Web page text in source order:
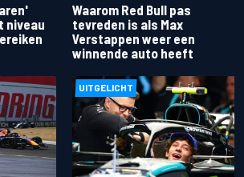
niveau
Waarom Red Bull pas
tevreden is als Max
Verstappen weer een
winnende auto heeft
UITGELICHT